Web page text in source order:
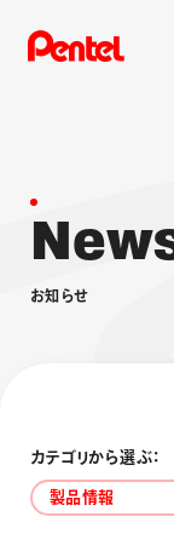
商
New
お知 らせ
カテゴリから選ぶ：
製品情報